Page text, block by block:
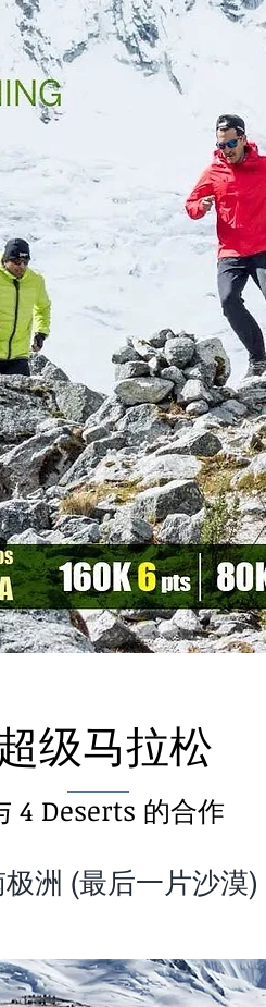
级马拉松
4 Deserts 的合作
洲 (最后一片沙漠)